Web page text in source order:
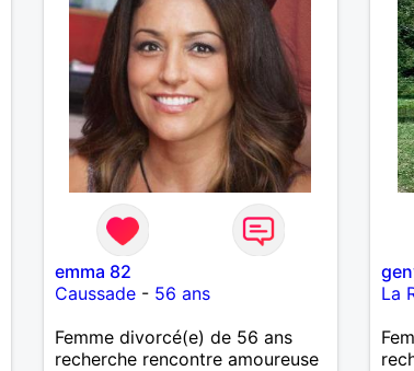
emma 82
Caussade- 56 ans
Femme divorcé(e) de 56 ans
recherche rencontre amoureuse
La